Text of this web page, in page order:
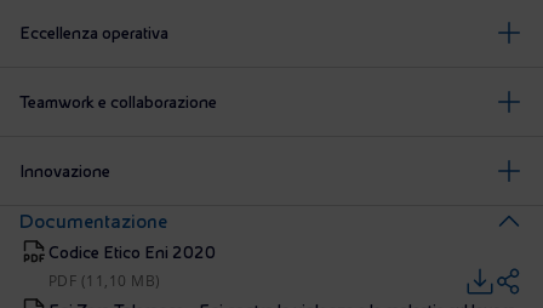
Eccellenza operativa
Teamwork e collaborazione
Innovazione
Documentazione
Codice Etico Eni 2020
PDF (11,10 MB)